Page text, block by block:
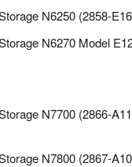
N6250 (2858-
N6270 Model
N7700 (2866-
N7800 (2867-